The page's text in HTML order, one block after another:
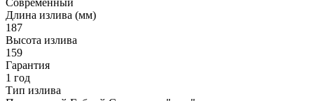
Современный
Длина излива (мм)
187
Высота излива
159
Гарантия
1 год
Тип излива